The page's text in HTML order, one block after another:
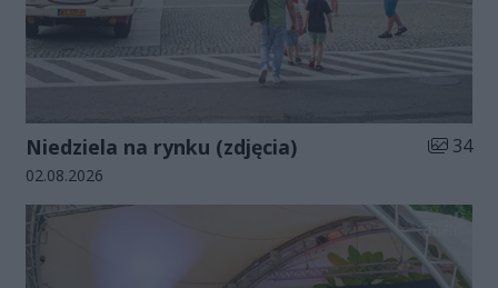
Niedziela na rynku (zdjęcia) Liczba
34
Data dodania galerii:
02.08.2026